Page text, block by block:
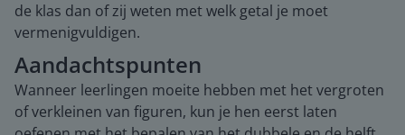
de klas dan of zij weten met welk getal je moet
vermenigvuldigen.
Aandachtspunten
Wanneer leerlingen moeite hebben met het vergroten
of verkleinen van figuren, kun je hen eerst laten